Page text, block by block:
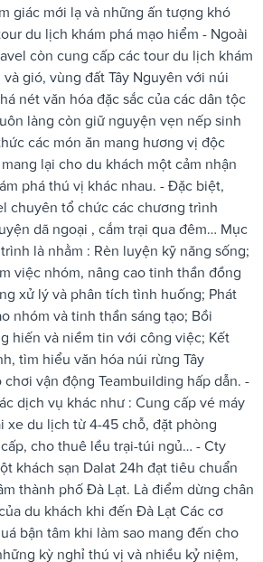
giác mới lạ và những ấn tượng khó
du lịch khám phá mạo hiểm - Ngoài
còn cung cấp các tour du lịch khám
gió, vùng đất Tây Nguyên với núi
nét văn hóa đặc sắc của các dân tộc
làng còn giữ nguyện vẹn nếp sinh
các món ăn mang hương vị độc
lại cho du khách một cảm nhận
phá thú vị khác nhau. - Đặc biệt,
chuyên tổ chức các chương trình
dã ngoại , cắm trại qua đêm… Mục
là nhằm : Rèn luyện kỹ năng sống;
việc nhóm, nâng cao tinh thần đồng
xử lý và phân tích tình huống; Phát
nhóm và tinh thần sáng tạo; Bồi
hiến và niềm tin với công việc; Kết
tìm hiểu văn hóa núi rừng Tây
vận động Teambuilding hấp dẫn. -
dịch vụ khác như : Cung cấp vé máy
xe du lịch từ 4-45 chỗ, đặt phòng
cho thuê lều trại-túi ngủ… - Cty
khách sạn Dalat 24h đạt tiêu chuẩn
thành phố Đà Lạt. Là điểm dừng chân
du khách khi đến Đà Lạt Các cơ
bận tâm khi làm sao mang đến cho
kỳ nghỉ thú vị và nhiều kỷ niệm,